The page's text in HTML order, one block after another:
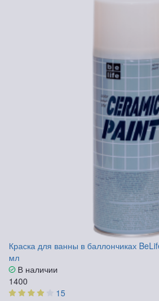
Краска для ванны в баллончиках
мл
В наличии
1400
15